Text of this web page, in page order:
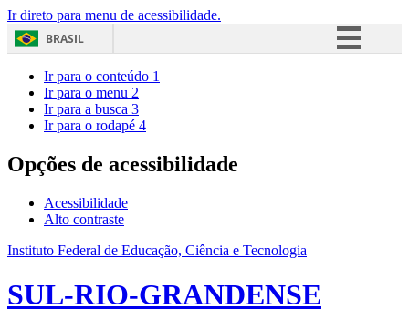
Ir direto para menu de acessibilidade.
BRASIL
Acesso à informação
Ir para o conteúdo 1
Ir para o menu 2
Ir para a busca 3
Ir para o rodapé 4
Opções de acessibilidade
Acessibilidade
Alto contraste
Instituto Federal de Educação, Ciência e Tecnologia
SUL-RIO-GRANDENSE